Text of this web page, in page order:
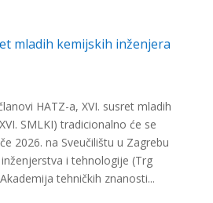
mladih kemijskih inženjera
HATZ-a, XVI. susret mladih
SMLKI) tradicionalno će se
2026. na Sveučilištu u Zagrebu
i tehnologije (Trg
tehničkih znanosti...